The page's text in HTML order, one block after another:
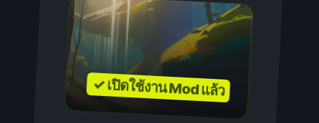
✓ เปิดใช้งาน Mod แล้ว